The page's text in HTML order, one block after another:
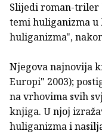
Slijedi roman-triler
temi huliganizma u
huliganizma",
Njegova najnovija
Europi" 2003);
na vrhovima svih
knjiga. U njoj
huliganizma i